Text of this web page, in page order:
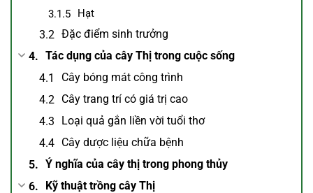
Hạt
Đặc điểm sinh trưởng
Tác dụng của cây Thị trong cuộc sống
Cây bóng mát công trình
Cây trang trí có giá trị cao
Loại quả gắn liền vời tuổi thơ
Cây dược liệu chữa bệnh
Ý nghĩa của cây thị trong phong thủy
Kỹ thuật trồng cây Thị